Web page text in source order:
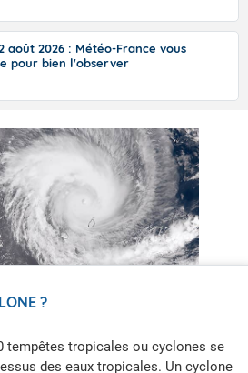
août 2026 : Météo-France vous
pour bien l'observer
?
tempêtes tropicales ou cyclones se
des eaux tropicales. Un cyclone